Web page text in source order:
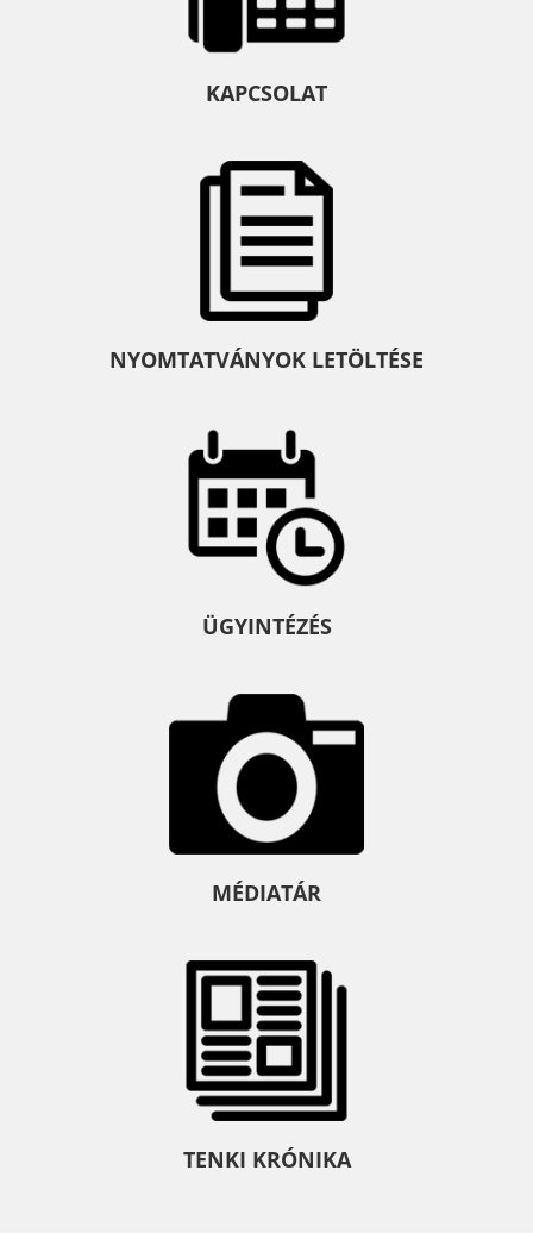
KAPCSOLAT
NYOMTATVÁNYOK LETÖLTÉSE
ÜGYINTÉZÉS
MÉDIATÁR
TENKI KRÓNIKA